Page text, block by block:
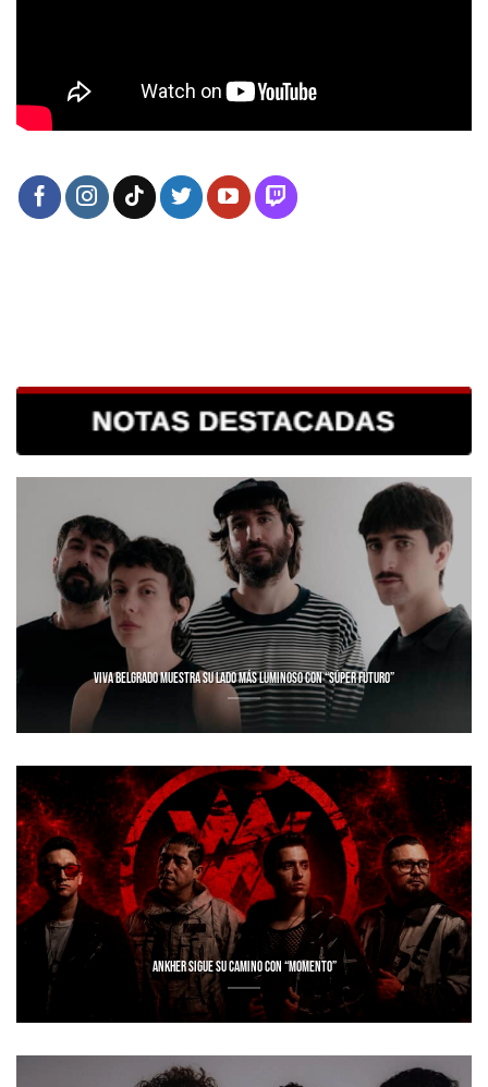
VIVA BELGRADO MUESTRA SU LADO MÁS LUMINOSO CON “SÚPER FUTURO”
ANKHER SIGUE SU CAMINO CON “MOMENTO”